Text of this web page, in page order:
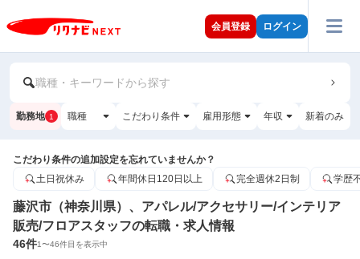
会員登録 ログイン
職種・キーワードから探す
勤務地 1 職種 こだわり条件 雇用形態 年収 新着のみ
こだわり条件の追加設定を忘れていませんか？
土日祝休み
年間休日120日以上 完全週休2日制 学歴
藤沢市（神奈川県）、アパレル/アクセサリー/インテリア
販売/フロアスタッフの転職・求人情報
46件1〜46件目を表示中